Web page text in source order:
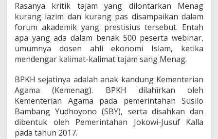
?
Rasanya kritik tajam yang dilontarkan Menag
kurang lazim dan kurang pas disampaikan dalam
forum akademik yang prestisius tersebut. Entah
apa yang ada dalam benak 500 peserta webinar,
umumnya dosen ahli ekonomi Islam, ketika
mendengar kalimat-kalimat tajam sang Menag.
BPKH sejatinya adalah anak kandung Kementerian
Agama (Kemenag). BPKH dilahirkan oleh
Kementerian Agama pada pemerintahan Susilo
Bambang Yudhoyono (SBY), serta disahkan dan
dibentuk oleh Pemerintahan Jokowi-Jusuf Kalla
pada tahun 2017.